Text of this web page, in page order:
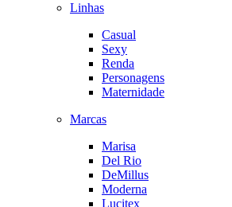
Linhas
Casual
Sexy
Renda
Personagens
Maternidade
Marcas
Marisa
Del Rio
DeMillus
Moderna
Lucitex